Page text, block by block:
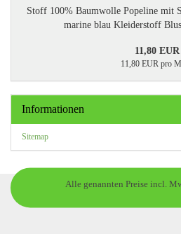
Stoff 100% Baumwolle Popeline mit
marine blau Kleiderstoff
11,80 EUR
11,80 EUR pro
Informationen
Sitemap
Alle genannten Preise incl.